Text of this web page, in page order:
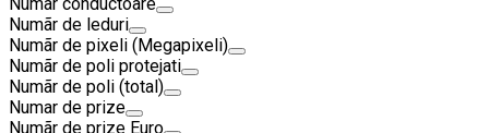
Numãr de leduri
Numãr de pixeli (Megapixeli)
Numãr de poli protejati
Numãr de poli (total)
Numar de prize
Numãr de prize Euro